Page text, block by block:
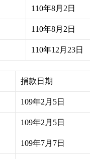
110年8月2日
110年8月2日
110年12月23日
捐款日期
109年2月5日
109年2月5日
109年7月7日